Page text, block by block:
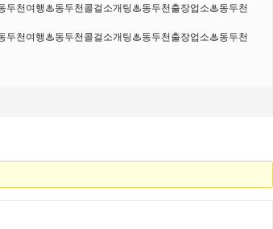
천여행♨동두천콜걸소개팅♨동두천출장업소♨동두천
천여행♨동두천콜걸소개팅♨동두천출장업소♨동두천